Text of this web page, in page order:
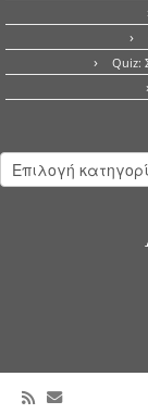
Quiz:
Kατηγορίες